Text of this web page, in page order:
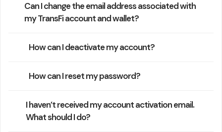
Can I change the email address associated with
my TransFi account and wallet?
How can I deactivate my account?
How can I reset my password?
I haven’t received my account activation email.
What should I do?